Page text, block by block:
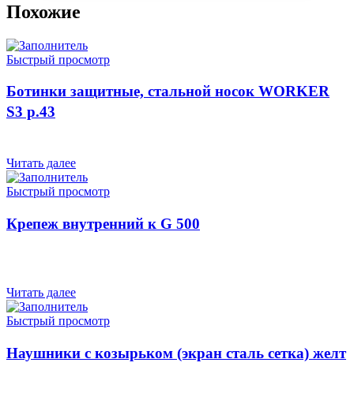
Похожие
Быстрый просмотр
Ботинки защитные, стальной носок WORKER
S3 р.43
Читать далее
Быстрый просмотр
Крепеж внутренний к G 500
Читать далее
Быстрый просмотр
Наушники с козырьком (экран сталь сетка) желт